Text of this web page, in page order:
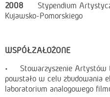
2008 Stypendium
Kujawsko-Pomorskiego
WSPÓŁZAŁOŻONE
• Stowarzyszenie Artystów
powstało w celu zbudowania
laboratorium analogowego